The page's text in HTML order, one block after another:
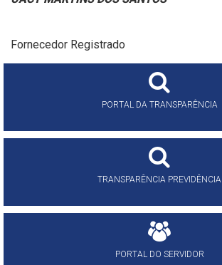
Fornecedor Registrado
PORTAL DA TRANSPARÊNCIA
TRANSPARÊNCIA PREVIDÊNCIA
PORTAL DO SERVIDOR